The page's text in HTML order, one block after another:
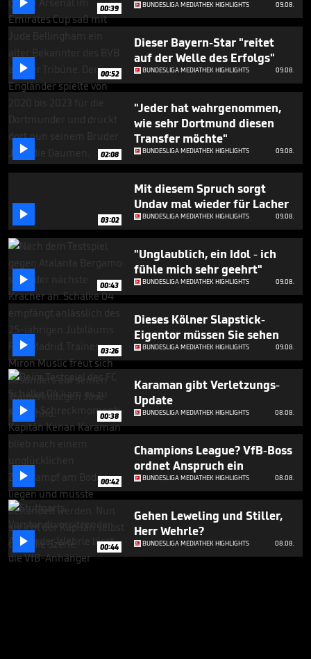
minutes,
14
seconds
00:39 BUNDESLIGA MEDIATHEK HIGHLIGHTS 09.08.
 00:52
Dieser Bayern-Star "reitet
auf der Welle des Erfolgs"
BUNDESLIGA MEDIATHEK HIGHLIGHTS 09.08.
 02:08
"Jeder hat wahrgenommen,
wie sehr Dortmund diesen
Transfer möchte"
BUNDESLIGA MEDIATHEK HIGHLIGHTS 09.08.
 03:02
Mit diesem Spruch sorgt
Undav mal wieder für Lacher
BUNDESLIGA MEDIATHEK HIGHLIGHTS 09.08.
 00:43
"Unglaublich, ein Idol - ich
fühle mich sehr geehrt"
BUNDESLIGA MEDIATHEK HIGHLIGHTS 09.08.
 03:26
Dieses Kölner Slapstick-
Eigentor müssen Sie sehen
BUNDESLIGA MEDIATHEK HIGHLIGHTS 09.08.
 00:38
Karaman gibt Verletzungs-
Update
BUNDESLIGA MEDIATHEK HIGHLIGHTS 08.08.
 00:42
Champions League? VfB-Boss
ordnet Anspruch ein
BUNDESLIGA MEDIATHEK HIGHLIGHTS 08.08.
 00:44
Gehen Leweling und Stiller,
Herr Wehrle?
BUNDESLIGA MEDIATHEK HIGHLIGHTS 08.08.